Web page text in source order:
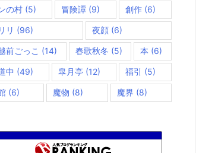
の村 (5) 冒険譚 (9) 創作(6)
リ (96) 夜顔(6)
前ごっこ (14) 春歌秋冬 (5) 本 (6)
中 (49) 皐月亭 (12) 福引 (5)
(6) 魔物 (8) 魔界 (8)